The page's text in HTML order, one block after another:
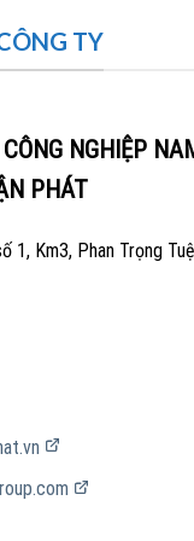
TY
NGHIỆP
PHÁT
1, Km3, Phan Trọng